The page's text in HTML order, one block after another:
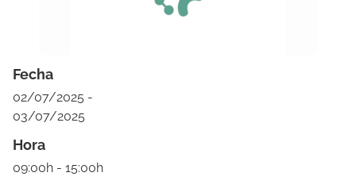
Fecha
02/07/2025 -
03/07/2025
Hora
09:00h - 15:00h